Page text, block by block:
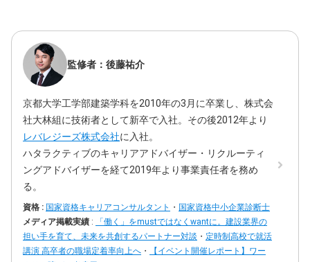
監修者：後藤祐介
京都大学工学部建築学科を2010年の3月に卒業し、株式会
社大林組に技術者として新卒で入社。その後2012年より
レバレジーズ株式会社に入社。
ハタラクティブのキャリアアドバイザー・リクルーティ
ングアドバイザーを経て2019年より事業責任者を務め
る。
資格 : 国家資格キャリアコンサルタント ・ 国家資格中小企業診断士
メディア掲載実績 :
「働く」をmustではなくwantに。建設業界の
担い手を育て、未来を共創するパートナー対談 ・ 定時制高校で就活
講演 高卒者の職場定着率向上へ ・
【イベント開催レポート】ワー